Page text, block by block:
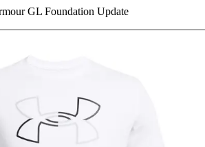
GL Foundation Update